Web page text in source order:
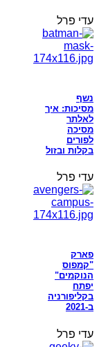
עדי פרל
נשף
מסיכות: איך
לאלתר
מסיכה
לפורים
בקלות ובזול
עדי פרל
פארק
"קמפוס
הנוקמים"
יפתח
בקליפורניה
ב-2021
עדי פרל